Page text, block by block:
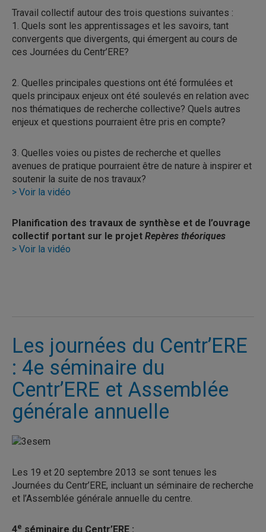
Travail collectif autour des trois questions suivantes :
1. Quels sont les apprentissages et les savoirs, tant
convergents que divergents, qui émergent au cours de
ces Journées du Centr’ERE?
2. Quelles principales questions ont été formulées et
quels principaux enjeux ont été soulevés en relation avec
nos thématiques de recherche collective? Quels autres
enjeux et questions pourraient être pris en compte?
3. Quelles voies ou pistes de recherche et quelles
avenues de pratique pourraient être de nature à inspirer et
soutenir la suite de nos travaux?
> Voir la vidéo
Planification des travaux de synthèse et de l’ouvrage
collectif portant sur le projet Repères théoriques
> Voir la vidéo
Les journées du Centr’ERE
: 4e séminaire du
Centr’ERE et Assemblée
générale annuelle
Les 19 et 20 septembre 2013 se sont tenues les
Journées du Centr’ERE, incluant un séminaire de recherche
et l’Assemblée générale annuelle du centre.
4e séminaire du Centr’ERE :